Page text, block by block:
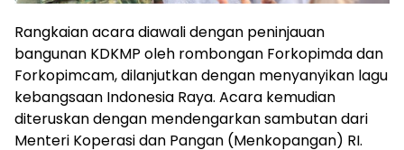
​Rangkaian acara diawali dengan peninjauan
bangunan KDKMP oleh rombongan Forkopimda dan
Forkopimcam, dilanjutkan dengan menyanyikan lagu
kebangsaan Indonesia Raya. Acara kemudian
diteruskan dengan mendengarkan sambutan dari
Menteri Koperasi dan Pangan (Menkopangan) RI.